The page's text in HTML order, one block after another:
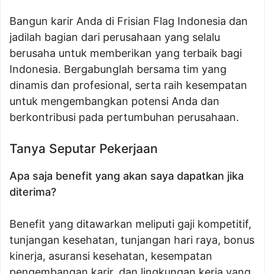
Bangun karir Anda di Frisian Flag Indonesia dan
jadilah bagian dari perusahaan yang selalu
berusaha untuk memberikan yang terbaik bagi
Indonesia. Bergabunglah bersama tim yang
dinamis dan profesional, serta raih kesempatan
untuk mengembangkan potensi Anda dan
berkontribusi pada pertumbuhan perusahaan.
Tanya Seputar Pekerjaan
Apa saja benefit yang akan saya dapatkan jika
diterima?
Benefit yang ditawarkan meliputi gaji kompetitif,
tunjangan kesehatan, tunjangan hari raya, bonus
kinerja, asuransi kesehatan, kesempatan